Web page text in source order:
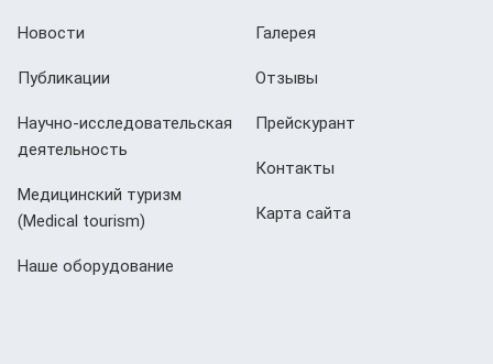
Новости
Публикации
Научно-исследовательская
деятельность
Медицинский туризм
(Мedical tourism)
Наше оборудование
Галерея
Отзывы
Прейскурант
Контакты
Карта сайта